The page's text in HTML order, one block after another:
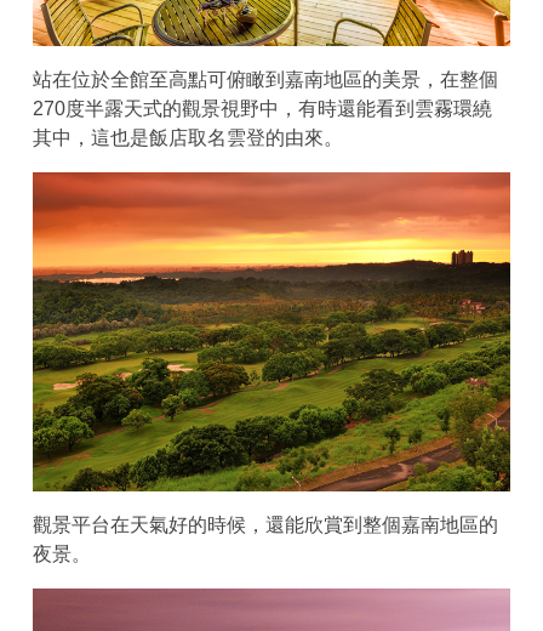
站在位於全館至高點可俯瞰到嘉南地區的美景，在整個
270度半露天式的觀景視野中，有時還能看到雲霧環繞
其中，這也是飯店取名雲登的由來。
觀景平台在天氣好的時候，還能欣賞到整個嘉南地區的
夜景。